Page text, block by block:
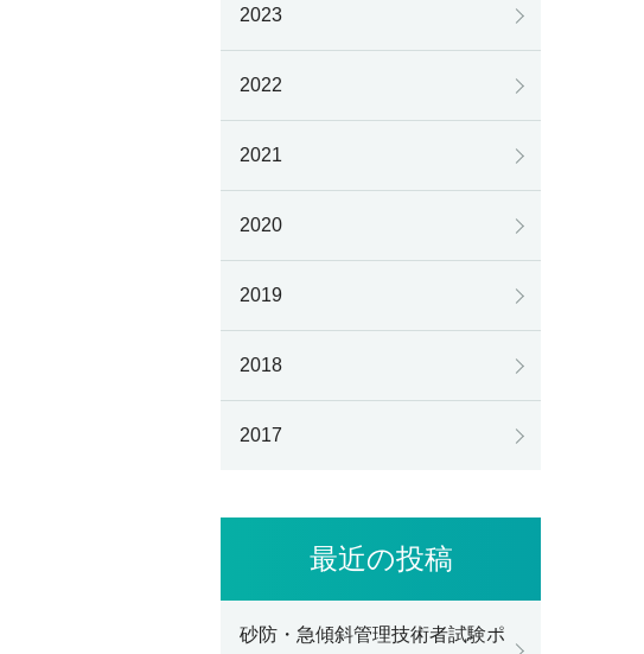
2023
2022
2021
2020
2019
2018
2017
最近の投稿
砂防・急傾斜管理技術者試験ポ